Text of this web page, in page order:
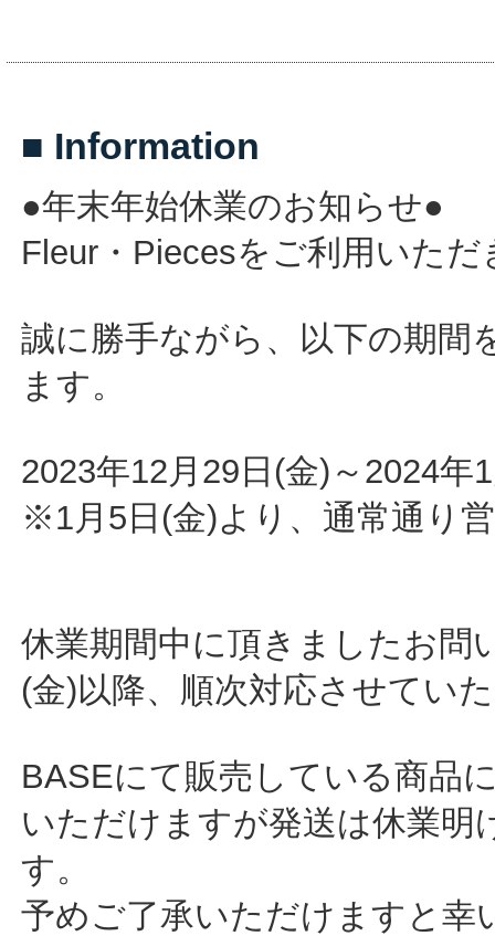
■ Information
●年末年始休業のお知らせ●
Fleur・Piecesをご利用いた
誠に勝手ながら、以下の期間
ます。
2023年12月29日(金)～2024年
※1月5日(金)より、通常通り
休業期間中に頂きましたお問
(金)以降、順次対応させてい
BASEにて販売している商品
いただけますが発送は休業明
す。
予めご了承いただけますと幸